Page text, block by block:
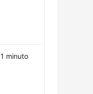
1 minuto